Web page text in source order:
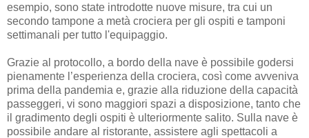
esempio, sono state introdotte nuove misure, tra cui un
secondo tampone a metà crociera per gli ospiti e tamponi
settimanali per tutto l'equipaggio.
Grazie al protocollo, a bordo della nave è possibile godersi
pienamente l’esperienza della crociera, così come avveniva
prima della pandemia e, grazie alla riduzione della capacità
passeggeri, vi sono maggiori spazi a disposizione, tanto che
il gradimento degli ospiti è ulteriormente salito. Sulla nave è
possibile andare al ristorante, assistere agli spettacoli a